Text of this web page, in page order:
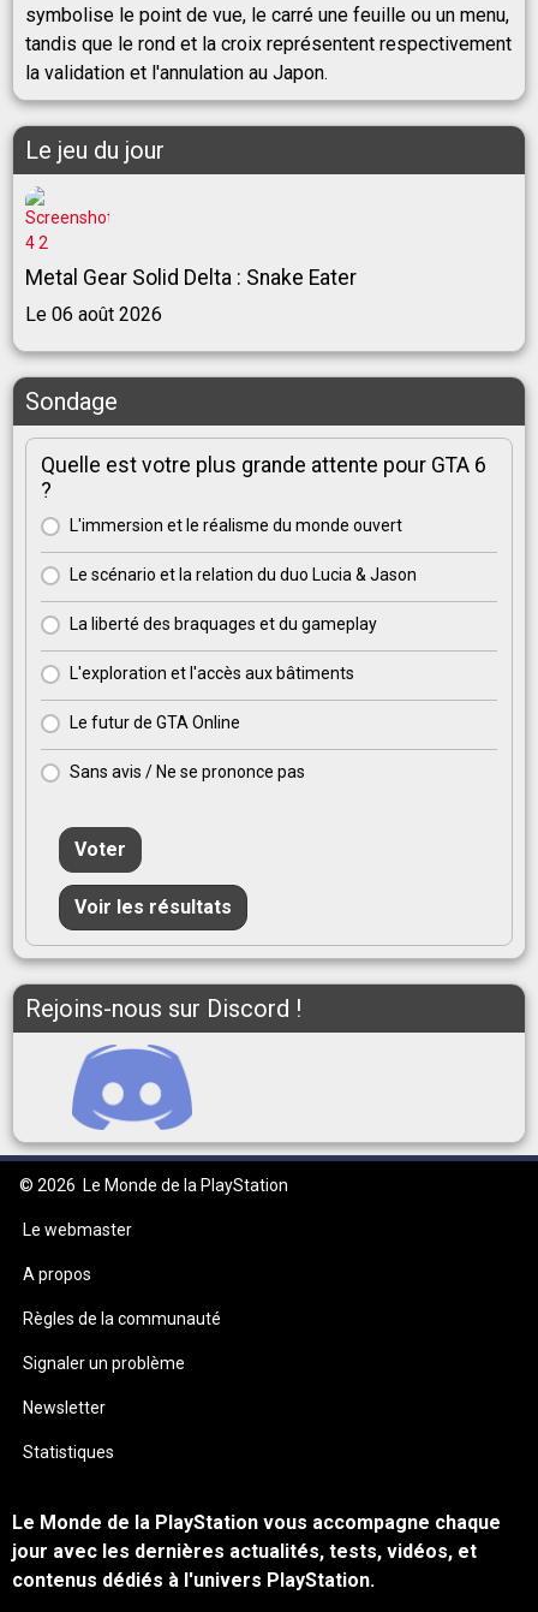
symbolise le point de vue, le carré une feuille ou un menu,
tandis que le rond et la croix représentent respectivement
la validation et l'annulation au Japon.
Le jeu du jour
Metal Gear Solid Delta : Snake Eater
Le 06 août 2026
Sondage
Quelle est votre plus grande attente pour GTA 6
?
L'immersion et le réalisme du monde ouvert
Le scénario et la relation du duo Lucia & Jason
La liberté des braquages et du gameplay
L'exploration et l'accès aux bâtiments
Le futur de GTA Online
Sans avis / Ne se prononce pas
Voter
Voir les résultats
Rejoins-nous sur Discord !
© 2026 Le Monde de la PlayStation
Le webmaster
A propos
Règles de la communauté
Signaler un problème
Newsletter
Statistiques
Le Monde de la PlayStation vous accompagne chaque
jour avec les dernières actualités, tests, vidéos, et
contenus dédiés à l'univers PlayStation.